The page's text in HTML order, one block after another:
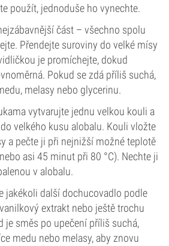
použít, jednoduše ho vynechte.
část – všechno spolu
Přendejte suroviny do velké mísy
je promíchejte, dokud
Pokud se zdá příliš suchá,
melasy nebo glycerinu.
vytvarujte jednu velkou kouli a
velkého kusu alobalu. Kouli vložte
a pečte ji při nejnižší možné teplotě
asi 45 minut při 80 °C). Nechte ji
v alobalu.
jakékoli další dochucovadlo podle
extrakt nebo ještě trochu
je směs po upečení příliš suchá,
medu nebo melasy, aby znovu